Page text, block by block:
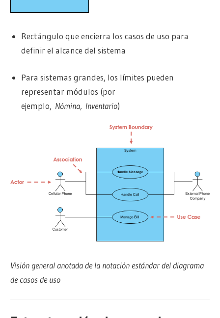
Rectángulo que encierra los casos de uso para
definir el alcance del sistema
Para sistemas grandes, los límites pueden
representar módulos (por
ejemplo, Nómina, Inventario)
Visión general anotada de la notación estándar del diagrama
de casos de uso